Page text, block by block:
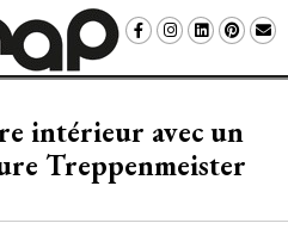
intérieur avec un
Treppenmeister